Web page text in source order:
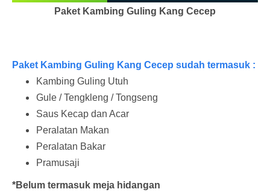
Paket Kambing Guling Kang Cecep
Paket Kambing Guling Kang Cecep sudah termasuk :
Kambing Guling Utuh
Gule / Tengkleng / Tongseng
Saus Kecap dan Acar
Peralatan Makan
Peralatan Bakar
Pramusaji
*Belum termasuk meja hidangan